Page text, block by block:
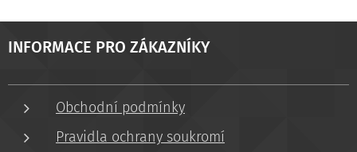
INFORMACE PRO ZÁKAZNÍKY
Obchodní podmínky
Pravidla ochrany soukromí